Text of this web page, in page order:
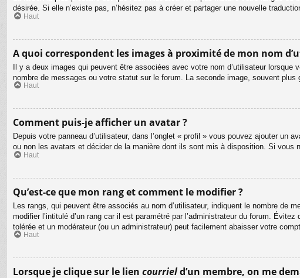
désirée. Si elle n’existe pas, n’hésitez pas à créer et partager une nouvelle
Haut
A quoi correspondent les images à proximité de mon nom
Il y a deux images qui peuvent être associées avec votre nom d’utilisateur
nombre de messages ou votre statut sur le forum. La seconde image, souvent
Haut
Comment puis-je afficher un avatar ?
Depuis votre panneau d’utilisateur, dans l’onglet « profil » vous pouvez ajouter un
ou non les avatars et décider de la manière dont ils sont mis à disposition. Si vous
Haut
Qu’est-ce que mon rang et comment le modifier ?
Les rangs, qui peuvent être associés au nom d’utilisateur, indiquent le nombre
modifier l’intitulé d’un rang car il est paramétré par l’administrateur du forum.
tolérée et un modérateur (ou un administrateur) peut facilement abaisser votre
Haut
Lorsque je clique sur le lien courrield’un membre, on me